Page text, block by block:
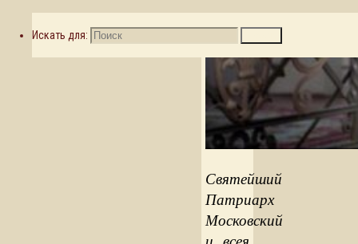
Искать для:
Святейший
Патриарх
Московский